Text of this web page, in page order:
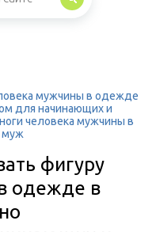
мужчины в одежде
для начинающих и
человека мужчины в
муж
фигуру
одежде в